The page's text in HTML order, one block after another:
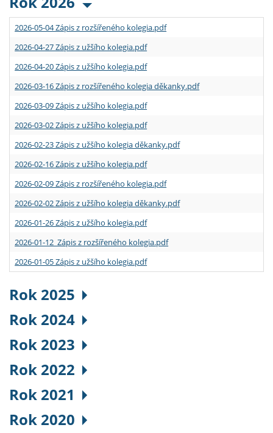
2026-05-04 Zápis z rozšířeného kolegia.pdf
2026-04-27 Zápis z užšího kolegia.pdf
2026-04-20 Zápis z užšího kolegia.pdf
2026-03-16 Zápis z rozšířeného kolegia děkanky.pdf
2026-03-09 Zápis z užšího kolegia.pdf
2026-03-02 Zápis z užšího kolegia.pdf
2026-02-23 Zápis z užšího kolegia děkanky.pdf
2026-02-16 Zápis z užšího kolegia.pdf
2026-02-09 Zápis z rozšířeného kolegia.pdf
2026-02-02 Zápis z užšího kolegia děkanky.pdf
2026-01-26 Zápis z užšího kolegia.pdf
2026-01-12 Zápis z rozšířeného kolegia.pdf
2026-01-05 Zápis z užšího kolegia.pdf
Rok 2025
Rok 2024
Rok 2023
Rok 2022
Rok 2021
Rok 2020